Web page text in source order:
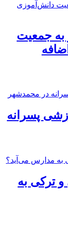
نفر به جمعیت
پسرانه
ترکی به